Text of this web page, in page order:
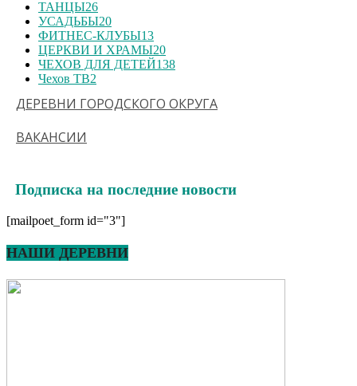
ТАНЦЫ26
УСАДЬБЫ20
ФИТНЕС-КЛУБЫ13
ЦЕРКВИ И ХРАМЫ20
ЧЕХОВ ДЛЯ ДЕТЕЙ138
Чехов ТВ2
ДЕРЕВНИ ГОРОДСКОГО ОКРУГА
ВАКАНСИИ
Подписка на последние новости
[mailpoet_form id="3"]
НАШИ ДЕРЕВНИ